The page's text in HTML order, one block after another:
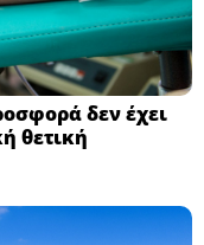
δεν έχει
θετική